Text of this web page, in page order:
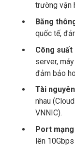
trường vận
Băng
quốc tế,
Công suất
server,
đảm bảo
Tài
nhau
VNNIC).
Port
lên